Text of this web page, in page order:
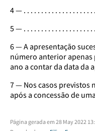
4 — . . . . . . . . . . . . . . . . . . . .
5 — . . . . . . . . . . . . . . . . . . . .
6 — A apresentação
número anterior
ano a contar da data da
7 — Nos casos previstos
após a concessão de
Página gerada em 28 May 2022